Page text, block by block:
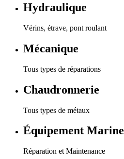
Hydraulique
Vérins, étrave, pont roulant
Mécanique
Tous types de réparations
Chaudronnerie
Tous types de métaux
Équipement Marine
Réparation et Maintenance